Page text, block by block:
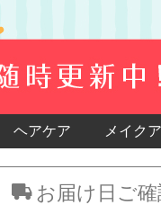
ヘアケア メイク
お届け日ご